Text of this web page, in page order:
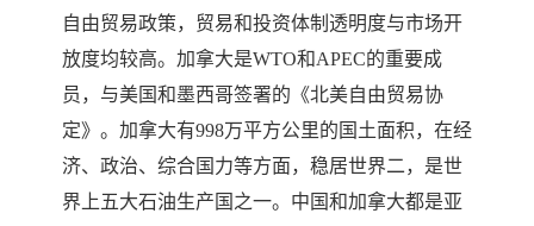
自由贸易政策，贸易和投资体制透明度与市场开
放度均较高。加拿大是WTO和APEC的重要成
员，与美国和墨西哥签署的《北美自由贸易协
定》。 加拿大有998万平方公里的国土面积，在经
济、政治、综合国力等方面，稳居世界二，是世
界上五大石油生产国之一。中国和加拿大都是亚